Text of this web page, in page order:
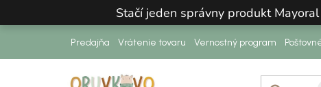
Stačí jeden správny produkt
Predajňa Vrátenie tovaru Vernostný program